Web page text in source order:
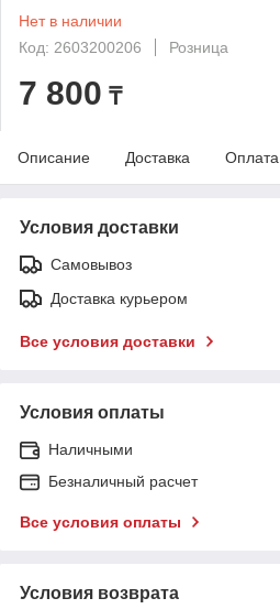
Нет в наличии
Код: 2603200206
Розница
7 800 ₸
Описание Доставка Оплата
Условия доставки
Самовывоз
Доставка курьером
Все условия доставки
Условия оплаты
Наличными
Безналичный расчет
Все условия оплаты
Условия возврата